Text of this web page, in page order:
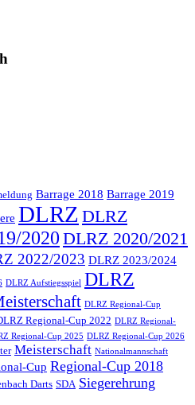
Barrage 2018 Barrage 2019
DLRZ DLRZ
2020 DLRZ 2020/2021
2022/2023 DLRZ 2023/2024
DLRZ Aufstiegsspiel DLRZ
DLRZ Regional-Cup
Regional-Cup 2022 DLRZ Regional-
Regional-Cup 2025 DLRZ Regional-Cup 2026
Meisterschaft Nationalmannschaft
Cup Regional-Cup 2018
Darts SDA Siegerehrung